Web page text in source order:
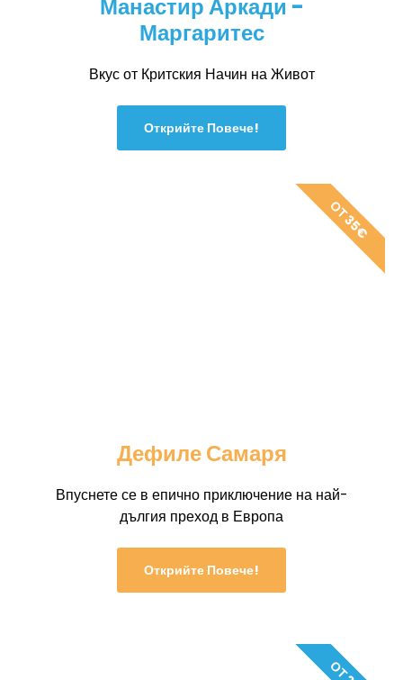
Манастир Аркади -
Маргаритес
Вкус от Критския Начин на Живот
Открийте Повече!
Дефиле Самаря
Впуснете се в епично приключение на най-
дългия преход в Европа
Открийте Повече!
ОТ 35€